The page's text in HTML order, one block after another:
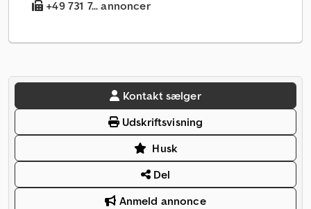
+49 731 7... annoncer
Kontakt sælger
Udskriftsvisning
Husk
Del
Anmeld annonce